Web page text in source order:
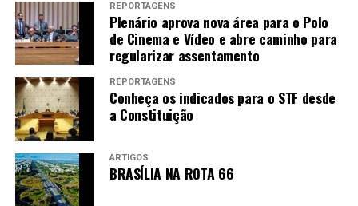
“Os nossos filmes, na maioria das vezes, não
REPORTAGENS
Plenário aprova nova área para o Polo
de Cinema e Vídeo e abre caminho para
regularizar assentamento
REPORTAGENS
Conheça os indicados para o STF desde
a Constituição
ARTIGOS
BRASÍLIA NA ROTA 66